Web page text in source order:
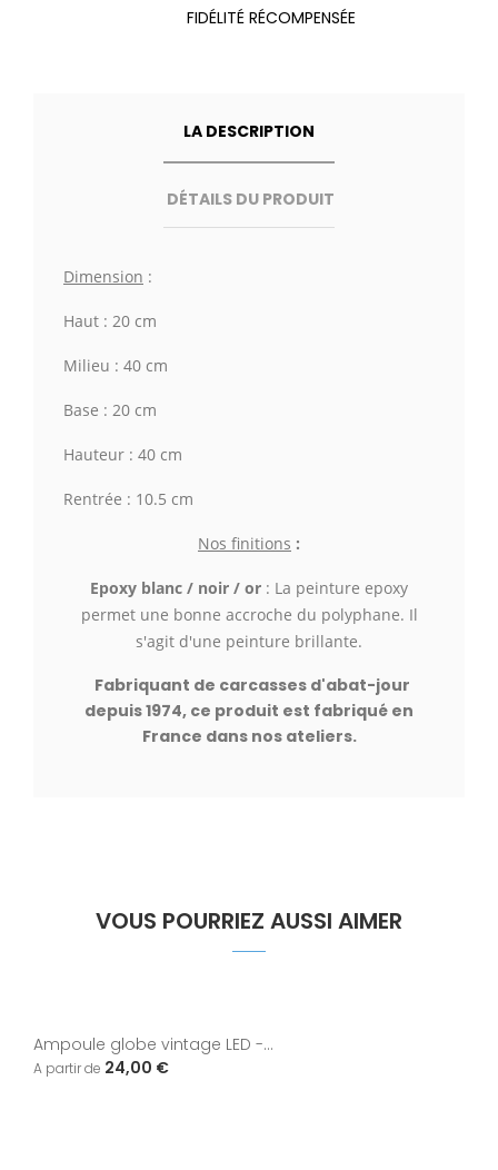
FIDÉLITÉ RÉCOMPENSÉE
LA DESCRIPTION
DÉTAILS DU PRODUIT
Dimension :
Haut : 20 cm
Milieu : 40 cm
Base : 20 cm
Hauteur : 40 cm
Rentrée : 10.5 cm
Nos finitions :
Epoxy blanc / noir / or : La peinture epoxy
permet une bonne accroche du polyphane. Il
s'agit d'une peinture brillante.
Fabriquant de carcasses d'abat-jour
depuis 1974, ce produit est fabriqué en
France dans nos ateliers.
VOUS POURRIEZ AUSSI AIMER
Ampoule globe vintage LED -...
24,00 €